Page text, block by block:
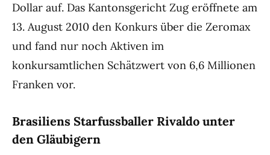
Dollar auf. Das Kantonsgericht Zug eröffnete am
13. August 2010 den Konkurs über die Zeromax
und fand nur noch Aktiven im
konkursamtlichen Schätzwert von 6,6 Millionen
Franken vor.
Brasiliens Starfussballer Rivaldo unter
den Gläubigern